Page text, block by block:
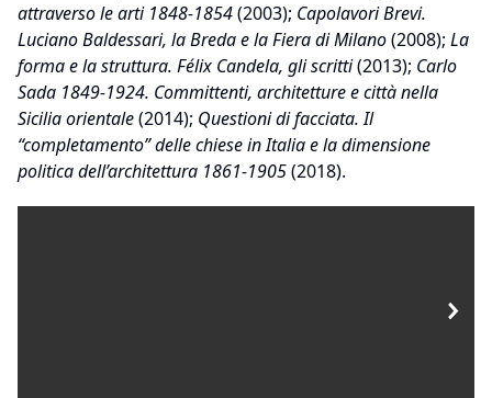
attraverso le arti 1848-1854(2003); Capolavori Brevi.
Luciano Baldessari, la Breda e la Fiera di Milano(2008); La
forma e la struttura. Félix Candela, gli scritti(2013); Carlo
Sada 1849-1924. Committenti, architetture e città nella
Sicilia orientale(2014); Questioni di facciata. Il
“completamento” delle chiese in Italia e la dimensione
politica dell’architettura 1861-1905(2018).